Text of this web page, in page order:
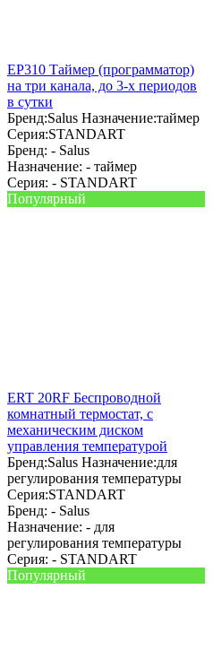
EP310 Таймер (программатор)
на три канала, до 3-х периодов
в сутки
Бренд:Salus Назначение:таймер
Серия:STANDART
Бренд: - Salus
Назначение: - таймер
Серия: - STANDART
Популярный
ERT 20RF Беспроводной
комнатный термостат, с
механическим диском
управления температурой
Бренд:Salus Назначение:для
регулирования температуры
Серия:STANDART
Бренд: - Salus
Назначение: - для
регулирования температуры
Серия: - STANDART
Популярный